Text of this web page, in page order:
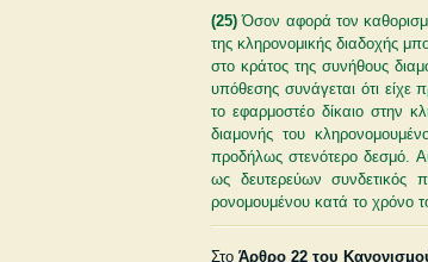
(25) Όσον αφορά τον
της κληρονομικής διαδοχής
στο κράτος της συνήθους
υπόθεσης συνάγεται ότι
το εφαρμοστέο δίκαιο στην
διαμονής του
προδήλως στενότερο δεσμό.
ως δευτερεύων
ρονομουμένου κατά το χρόνο
Στο Άρθρο 22 του